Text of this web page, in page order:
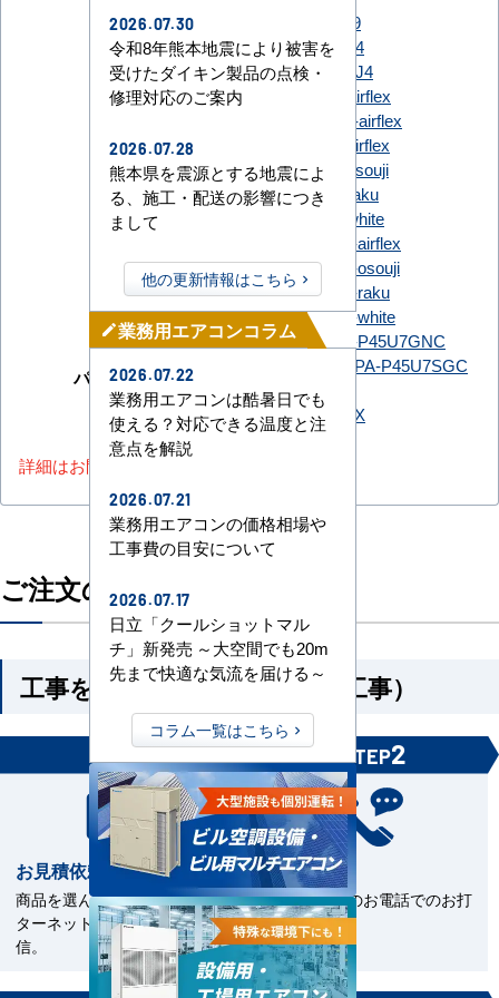
日立
RCI-GP45RGHJ9
RCIC-GP45RGH4
RCIC-GP45RGHJ4
三菱重工
FDTCZ456H6S-airflex
FDTCZ456HK6S-airflex
FDTZ456H6SA-airflex
FDTZ456H6SA-osouji
FDTZ456H6SA-raku
FDTZ456H6SA-white
FDTZ456HK6SA-airflex
FDTZ456HK6SA-osouji
FDTZ456HK6SA-raku
FDTZ456HK6SA-white
パナソニック
PA-P45U7GC
PA-P45U7GNC
PA-P45U7SGC
PA-P45U7SGNC
PA-P45U7SGNCX
詳細はお問い合わせください。
ご注文の流れ
工事を依頼される方（機器＋工事）
STEP1
お見積依頼
商品を選んで見積依頼をイン
ターネットまたはFAXで送
信。
STEP2
お打合せ
当社担当とのお電話でのお打
合せ。
2026.07.30
令和8年熊本地震により被害を
受けたダイキン製品の点検・
修理対応のご案内
2026.07.28
熊本県を震源とする地震によ
る、施工・配送の影響につき
まして
他の更新情報はこちら
mode_edit業務用エアコンコラム
2026.07.22
業務用エアコンは酷暑日でも
使える？対応できる温度と注
意点を解説
2026.07.21
業務用エアコンの価格相場や
工事費の目安について
2026.07.17
日立「クールショットマル
チ」新発売 ～大空間でも20m
先まで快適な気流を届ける～
コラム一覧はこちら